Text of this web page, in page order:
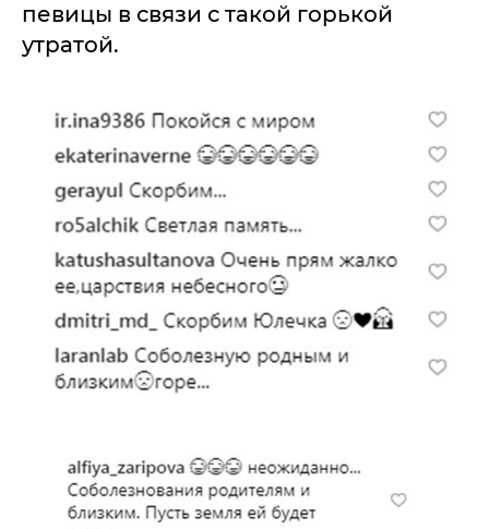
певицы в связи с такой горькой
утратой.